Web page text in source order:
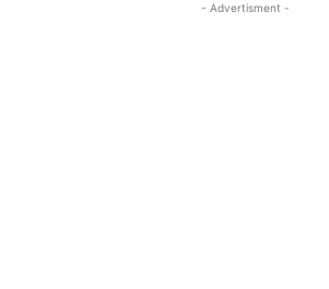
- Advertisment -